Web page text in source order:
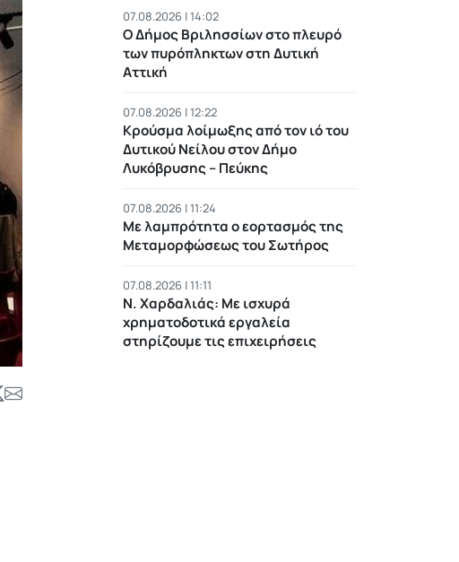
07.08.2026 | 14:02
Ο Δήμος Βριλησσίων στο πλευρό
των πυρόπληκτων στη Δυτική
Αττική
07.08.2026 | 12:22
Κρούσμα λοίμωξης από τον ιό του
Δυτικού Νείλου στον Δήμο
Λυκόβρυσης – Πεύκης
07.08.2026 | 11:24
Με λαμπρότητα ο εορτασμός της
Μεταμορφώσεως του Σωτήρος
07.08.2026 | 11:11
Ν. Χαρδαλιάς: Με ισχυρά
χρηματοδοτικά εργαλεία
στηρίζουμε τις επιχειρήσεις